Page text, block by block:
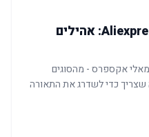
אהיל זכוכית למנורה מ-Aliexpress: אהילים
מאלי אקספרס - מהסוגים
שצריך כדי לשדרג את התאורה